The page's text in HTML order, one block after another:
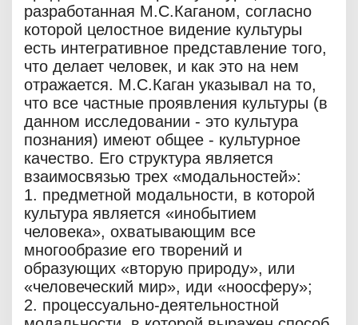
разработанная М.С.Каганом, согласно
которой целостное видение культуры
есть интегративное представление того,
что делает человек, и как это на нем
отражается. М.С.Каган указывал на то,
что все частные проявления культуры (в
данном исследовании - это культура
познания) имеют общее - культурное
качество. Его структура является
взаимосвязью трех «модальностей»:
1. предметной модальности, в которой
культура является «инобытием
человека», охватывающим все
многообразие его творений и
образующих «вторую природу», или
«человеческий мир», иди «ноосферу»;
2. процессуально-деятельностной